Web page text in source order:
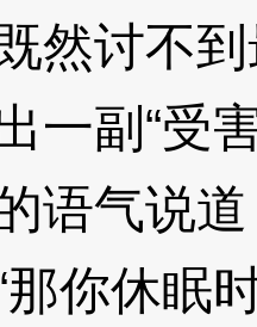
讨不到
一副“受
语气说道
休眠时